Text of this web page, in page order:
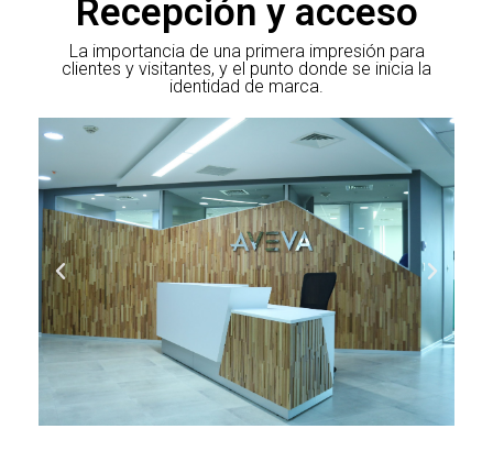
Recepción y acceso
La importancia de una primera impresión para
clientes y visitantes, y el punto donde se inicia la
identidad de marca.